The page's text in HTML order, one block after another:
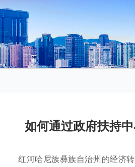
如何通过政府扶持
红河哈尼族彝族自治州的经济